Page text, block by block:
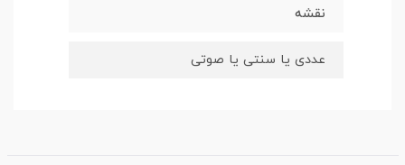
نقشه
عددی یا سنتی یا صوتی